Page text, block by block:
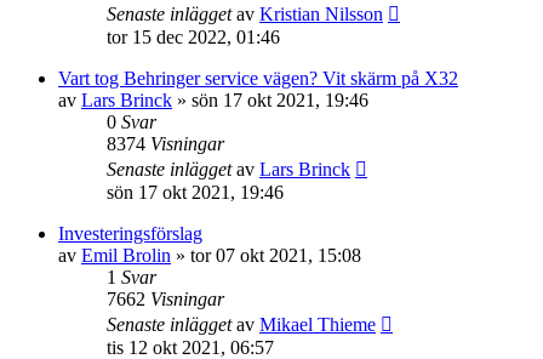
Senaste inläggetav Kristian Nilsson
tor 15 dec 2022, 01:46
Vart tog Behringer service vägen? Vit skärm på X32
av Lars Brinck » sön 17 okt 2021, 19:46
0 Svar
8374 Visningar
Senaste inläggetav Lars Brinck
sön 17 okt 2021, 19:46
Investeringsförslag
av Emil Brolin » tor 07 okt 2021, 15:08
1 Svar
7662 Visningar
Senaste inläggetav Mikael Thieme
tis 12 okt 2021, 06:57